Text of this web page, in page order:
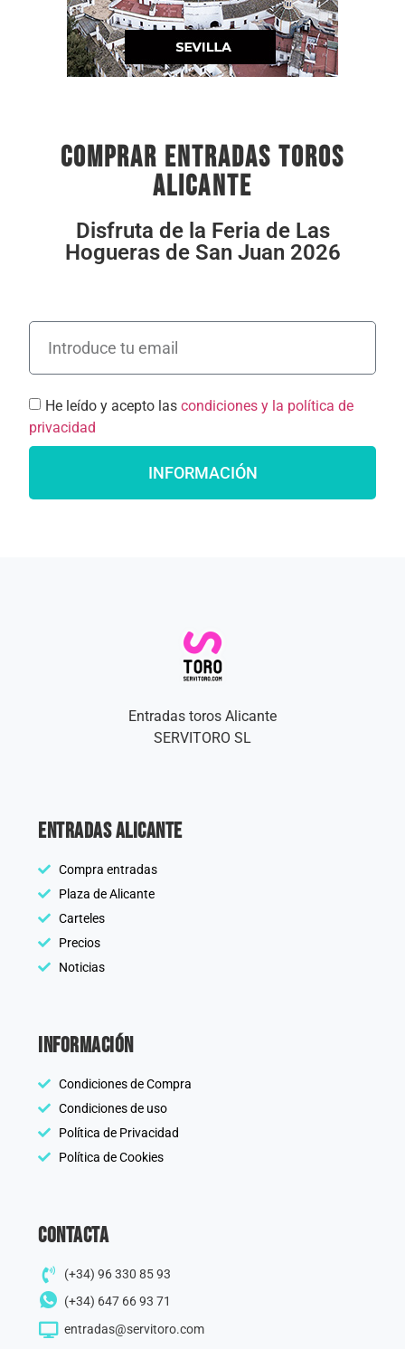
comprar entradas toros
alicante
Disfruta de la Feria de Las
Hogueras de San Juan 2026
He leído y acepto las condiciones y la política de
privacidad
INFORMACIÓN
Entradas toros Alicante
SERVITORO SL
Entradas Alicante
Compra entradas
Plaza de Alicante
Carteles
Precios
Noticias
información
Condiciones de Compra
Condiciones de uso
Política de Privacidad
Política de Cookies
Contacta
(+34) 96 330 85 93
(+34) 647 66 93 71
entradas@servitoro.com